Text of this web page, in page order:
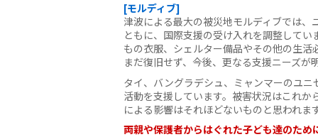
[モルディブ]
津波による最大の被災地モルディブでは
ともに、国際支援の受け入れを調整して
もの衣服、シェルター備品やその他の生
まだ復旧せず、今後、更なる支援ニーズが
タイ、バングラデシュ、ミャンマーのユ
活動を支援しています。被害状況はこれ
による影響はそれほどないものと思われま
両親や保護者からはぐれた子ども達のため